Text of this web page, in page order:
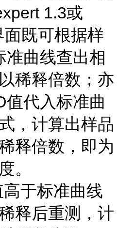
1.3或
面既可根据样
准曲线查出相
稀释倍数；亦
值代入标准曲
，计算出样品
释倍数，即为
。
高于标准曲线
释后重测，计